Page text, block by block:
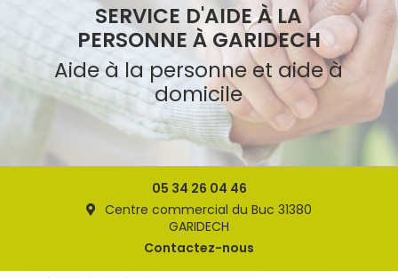
SERVICE D'AIDE À LA
PERSONNE À GARIDECH
Aide à la personne et aide à
domicile
05 34 26 04 46
Centre commercial du Buc 31380
GARIDECH
Contactez-nous